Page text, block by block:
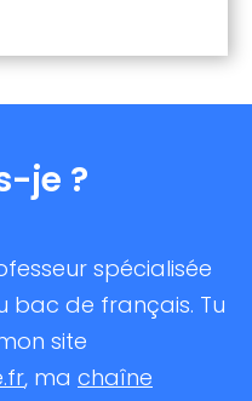
je ?
spécialisée
de français. Tu
site
, ma chaîne